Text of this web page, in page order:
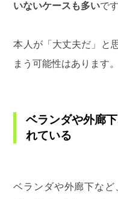
いないケースも多いです
本人が「大丈夫だ」と
まう可能性はあります。
ベランダや外廊
れている
ベランダや外廊下など